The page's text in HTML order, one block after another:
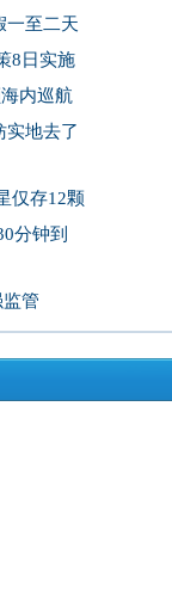
一至二天
8日实施
内巡航
实地去了
仅存12颗
分钟到
管